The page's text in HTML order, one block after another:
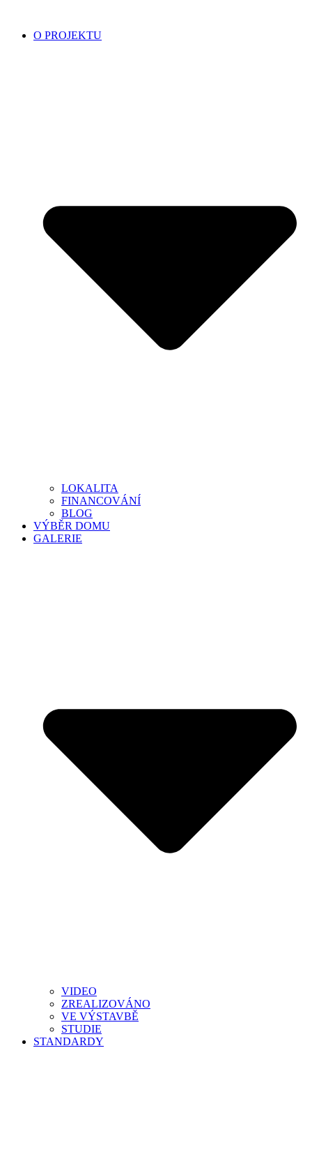
obsahuO PROJEKTU
LOKALITA
FINANCOVÁNÍ
BLOG
VÝBĚR DOMU
GALERIE
VIDEO
ZREALIZOVÁNO
VE VÝSTAVBĚ
STUDIE
STANDARDY